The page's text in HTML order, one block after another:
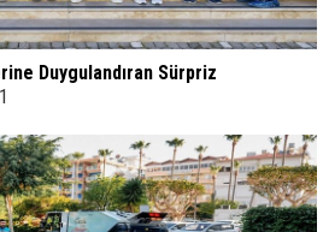
Duygulandıran Sürpriz